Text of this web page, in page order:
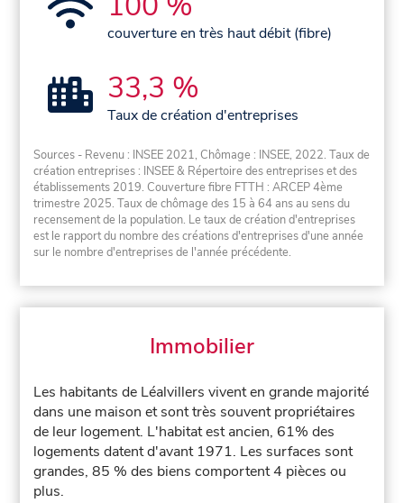
couverture en très haut débit (fibre)
33,3 %
Taux de création d'entreprises
Sources - Revenu : INSEE 2021, Chômage : INSEE, 2022. Taux de
création entreprises : INSEE & Répertoire des entreprises et des
établissements 2019. Couverture fibre FTTH : ARCEP 4ème
trimestre 2025. Taux de chômage des 15 à 64 ans au sens du
recensement de la population. Le taux de création d'entreprises
est le rapport du nombre des créations d'entreprises d'une année
sur le nombre d'entreprises de l'année précédente.
Immobilier
Les habitants de Léalvillers vivent en grande majorité
dans une maison et sont très souvent propriétaires
de leur logement. L'habitat est ancien, 61% des
logements datent d'avant 1971. Les surfaces sont
grandes, 85 % des biens comportent 4 pièces ou
plus.